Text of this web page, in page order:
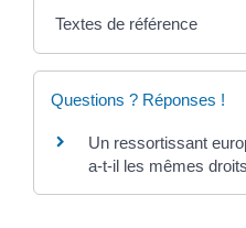
Textes de référence
Questions ? Réponses !
Un ressortissant
a-t-il les mêmes